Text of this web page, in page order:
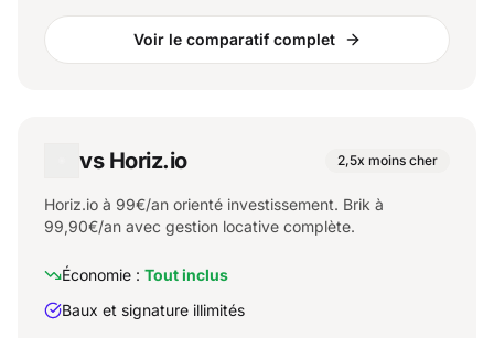
Voir le comparatif complet
vs Horiz.io 2,5x moins cher
Horiz.io à 99€/an orienté investissement. Brik à
99,90€/an avec gestion locative complète.
Économie : Tout inclus
Baux et signature illimités